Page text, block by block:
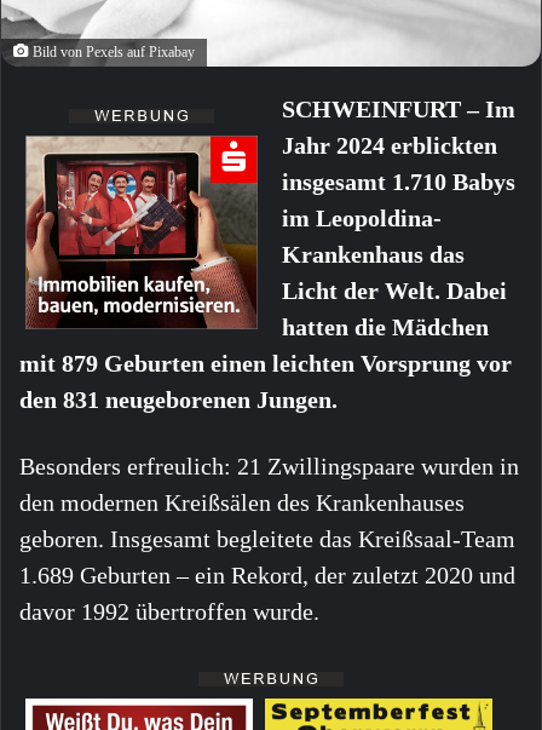
Bild von Pexels auf Pixabay
SCHWEINFURT – Im
Jahr 2024 erblickten
insgesamt 1.710 Babys
im Leopoldina-
Krankenhaus das
Licht der Welt. Dabei
hatten die Mädchen
mit 879 Geburten einen leichten Vorsprung vor
den 831 neugeborenen Jungen.
Besonders erfreulich: 21 Zwillingspaare wurden in
den modernen Kreißsälen des Krankenhauses
geboren. Insgesamt begleitete das Kreißsaal-Team
1.689 Geburten – ein Rekord, der zuletzt 2020 und
davor 1992 übertroffen wurde.